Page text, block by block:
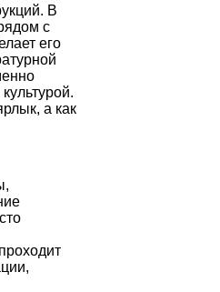
В
с
его
а как